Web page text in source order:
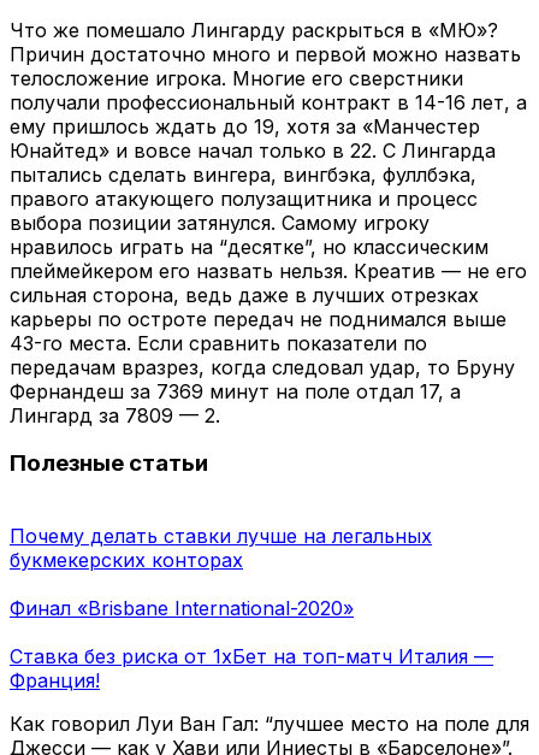
Что же помешало Лингарду раскрыться в «МЮ»?
Причин достаточно много и первой можно назвать
телосложение игрока. Многие его сверстники
получали профессиональный контракт в 14-16 лет, а
ему пришлось ждать до 19, хотя за «Манчестер
Юнайтед» и вовсе начал только в 22. С Лингарда
пытались сделать вингера, вингбэка, фуллбэка,
правого атакующего полузащитника и процесс
выбора позиции затянулся. Самому игроку
нравилось играть на “десятке”, но классическим
плеймейкером его назвать нельзя. Креатив — не его
сильная сторона, ведь даже в лучших отрезках
карьеры по остроте передач не поднимался выше
43-го места. Если сравнить показатели по
передачам вразрез, когда следовал удар, то Бруну
Фернандеш за 7369 минут на поле отдал 17, а
Лингард за 7809 — 2.
Полезные статьи
Почему делать ставки лучше на легальных
букмекерских конторах
Финал «Brisbane International-2020»
Ставка без риска от 1хБет на топ-матч Италия —
Франция!
Как говорил Луи Ван Гал: “лучшее место на поле для
Джесси — как у Хави или Иниесты в «Барселоне»”.